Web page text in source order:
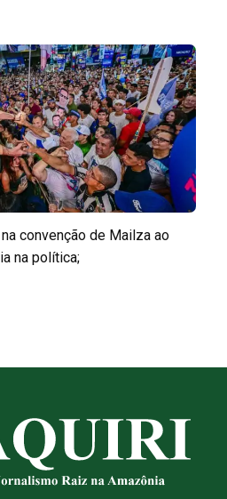
convenção de Mailza ao
na política;